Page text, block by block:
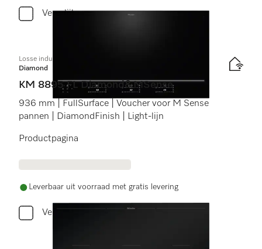
Vergelijken
Losse inductiekookplaat
Diamond
KM 8895 FL Diamond&MSense
936 mm | FullSurface | Voucher voor M Sense
pannen | DiamondFinish | Light-lijn
Productpagina
Leverbaar uit voorraad met gratis levering
Vergelijken